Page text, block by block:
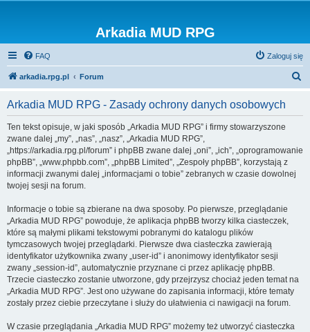
Arkadia MUD RPG
FAQ Zaloguj się
arkadia.rpg.pl Forum
Arkadia MUD RPG - Zasady ochrony danych osobowych
Ten tekst opisuje, w jaki sposób „Arkadia MUD RPG” i firmy stowarzyszone
zwane dalej „my”, „nas”, „nasz”, „Arkadia MUD RPG”,
„https://arkadia.rpg.pl/forum” i phpBB zwane dalej „oni”, „ich”, „oprogramowanie
phpBB”, „www.phpbb.com”, „phpBB Limited”, „Zespoły phpBB”, korzystają z
informacji zwanymi dalej „informacjami o tobie” zebranych w czasie dowolnej
twojej sesji na forum.
Informacje o tobie są zbierane na dwa sposoby. Po pierwsze, przeglądanie
„Arkadia MUD RPG” powoduje, że aplikacja phpBB tworzy kilka ciasteczek,
które są małymi plikami tekstowymi pobranymi do katalogu plików
tymczasowych twojej przeglądarki. Pierwsze dwa ciasteczka zawierają
identyfikator użytkownika zwany „user-id” i anonimowy identyfikator sesji
zwany „session-id”, automatycznie przyznane ci przez aplikację phpBB.
Trzecie ciasteczko zostanie utworzone, gdy przejrzysz chociaż jeden temat na
„Arkadia MUD RPG”. Jest ono używane do zapisania informacji, które tematy
zostały przez ciebie przeczytane i służy do ułatwienia ci nawigacji na forum.
W czasie przeglądania „Arkadia MUD RPG” możemy też utworzyć ciasteczka